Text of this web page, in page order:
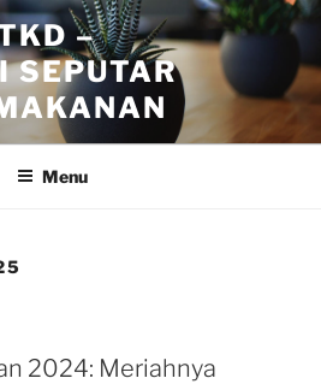
–
SEPUTAR
Menu
2024: Meriahnya